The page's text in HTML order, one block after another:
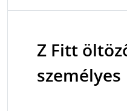
Z Fitt
személyes